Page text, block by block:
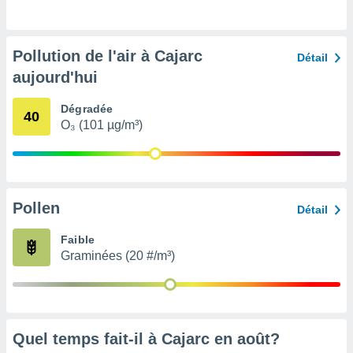
ou
de la
des
notre
Pollution de l'air à Cajarc
aujourd'hui
Détail
40 Dégradée
O₃ (101 µg/m³)
Pollen Détail
Faible
Graminées (20 #/m³)
Quel temps fait-il à Cajarc en août?